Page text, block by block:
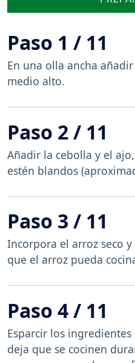
Paso 1 / 11
En una olla ancha
medio alto.
Paso 2 / 11
Añadir la cebolla y el
estén blandos
Paso 3 / 11
Incorpora el arroz seco
que el arroz pueda
Paso 4 / 11
Esparcir los
deja que se cocinen